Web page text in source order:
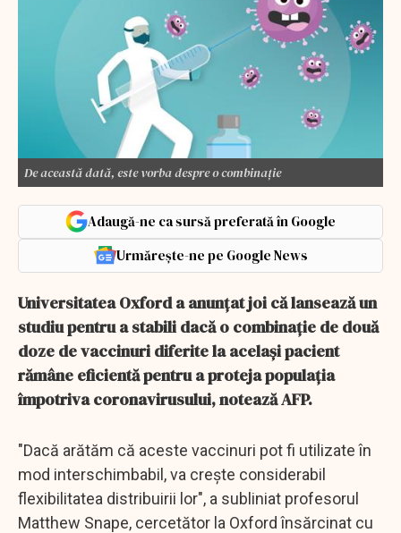
De această dată, este vorba despre o combinație
Adaugă-ne ca sursă preferată în Google
Urmărește-ne pe Google News
Universitatea Oxford a anunţat joi că lansează un
studiu pentru a stabili dacă o combinaţie de două
doze de vaccinuri diferite la acelaşi pacient
rămâne eficientă pentru a proteja populaţia
împotriva coronavirusului, notează AFP.
"Dacă arătăm că aceste vaccinuri pot fi utilizate în
mod interschimbabil, va creşte considerabil
flexibilitatea distribuirii lor", a subliniat profesorul
Matthew Snape, cercetător la Oxford însărcinat cu